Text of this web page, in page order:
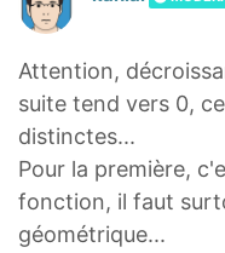
Attention,
suite tend vers 0,
distinctes...
Pour la première,
fonction, il faut
géométrique...